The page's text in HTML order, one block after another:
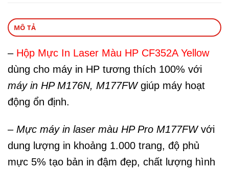
MÔ TẢ
– Hộp Mực In Laser Màu HP CF352A Yellow
dùng cho máy in HP tương thích 100% với
máy in HP M176N, M177FWgiúp máy hoạt
động ổn định.
– Mực máy in laser màu HP Pro M177FWvới
dung lượng in khoảng 1.000 trang, độ phủ
mực 5% tạo bản in đậm đẹp, chất lượng hình